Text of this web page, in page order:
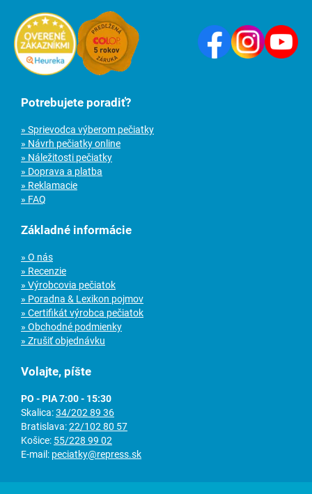
Potrebujete poradiť?
» Sprievodca výberom pečiatky
» Návrh pečiatky online
» Náležitosti pečiatky
» Doprava a platba
» Reklamacie
» FAQ
Základné informácie
» O nás
» Recenzie
» Výrobcovia pečiatok
» Poradna & Lexikon pojmov
» Certifikát výrobca pečiatok
» Obchodné podmienky
» Zrušiť objednávku
Volajte, píšte
PO - PIA 7:00 - 15:30
Skalica:34/202 89 36
Bratislava:22/102 80 57
Košice: 55/228 99 02
E-mail: peciatky@repress.sk